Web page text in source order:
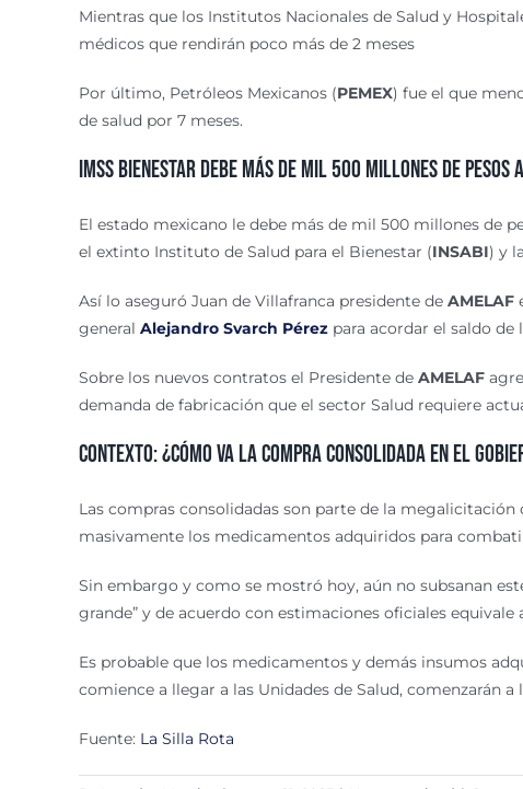
Mientras que los Institutos Nacionales de Salud y
médicos que rendirán poco más de 2 meses
Por último, Petróleos Mexicanos (PEMEX) fue el que
de salud por 7 meses.
IMSS Bienestar debe más de mil 500 millones de pesos a
El estado mexicano le debe más de mil 500 millones de
el extinto Instituto de Salud para el Bienestar (INSABI) y
Así lo aseguró Juan de Villafranca presidente de AMELAF
general Alejandro Svarch Pérez para acordar el saldo de
Sobre los nuevos contratos el Presidente de AMELAF
demanda de fabricación que el sector Salud requiere
Contexto: ¿Cómo va la compra consolidada en el
Las compras consolidadas son parte de la
masivamente los medicamentos adquiridos para
Sin embargo y como se mostró hoy, aún no subsanan
grande” y de acuerdo con estimaciones oficiales equivale
Es probable que los medicamentos y demás insumos
comience a llegar a las Unidades de Salud, comenzarán a
Fuente: La Silla Rota